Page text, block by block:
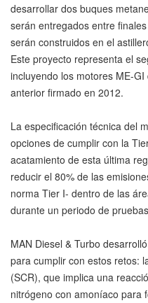
desarrollar dos buques
serán entregados entre
serán construidos en el
Este proyecto representa el
incluyendo los motores ME-
anterior firmado en 2012.
La especificación técnica del
opciones de cumplir con la
acatamiento de esta última
reducir el 80% de las
norma Tier I- dentro de las
durante un periodo de
MAN Diesel & Turbo
para cumplir con estos retos:
(SCR), que implica una
nitrógeno con amoníaco para